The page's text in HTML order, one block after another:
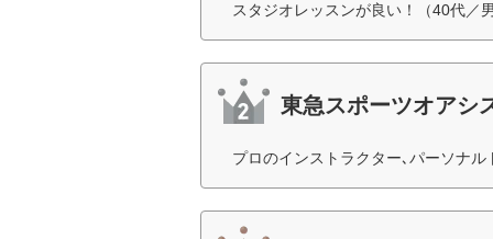
スタジオレッスンが良い！（40代／
東急スポーツオアシ
プロのインストラクター､パーソナ